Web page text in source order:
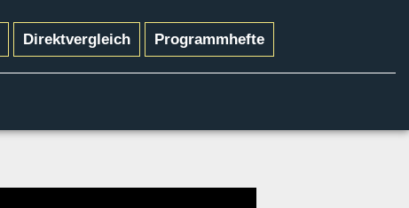
Direktvergleich Programmhefte